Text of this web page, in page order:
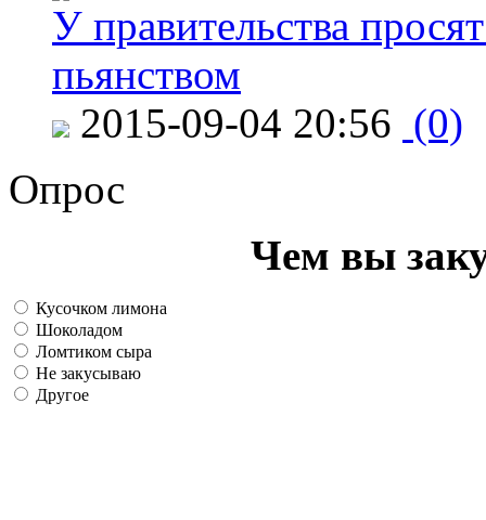
У правительства
пьянством
2015-09-04 20:56 (0)
Опрос
Чем вы
Кусочком лимона
Шоколадом
Ломтиком сыра
Не закусываю
Другое